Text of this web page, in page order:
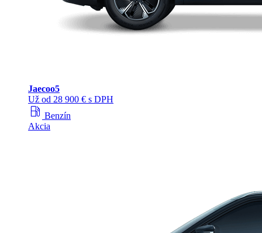
Jaecoo5
Už od 28 900 € s DPH
local_gas_station Benzín
Akcia